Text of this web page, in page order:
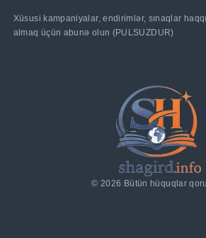
Xüsusi kampaniyalar, endirimlər, sınaqlar
almaq üçün abunə olun (PULSUZDUR)
©2026 Bütün hüquqlar